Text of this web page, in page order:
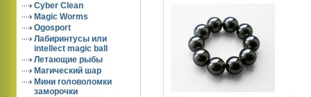
Cyber Clean
Magic Worms
Ogosport
Лабиринтусы или
intellect magic ball
Летающие рыбы
Магический шар
Мини головоломки
заморочки